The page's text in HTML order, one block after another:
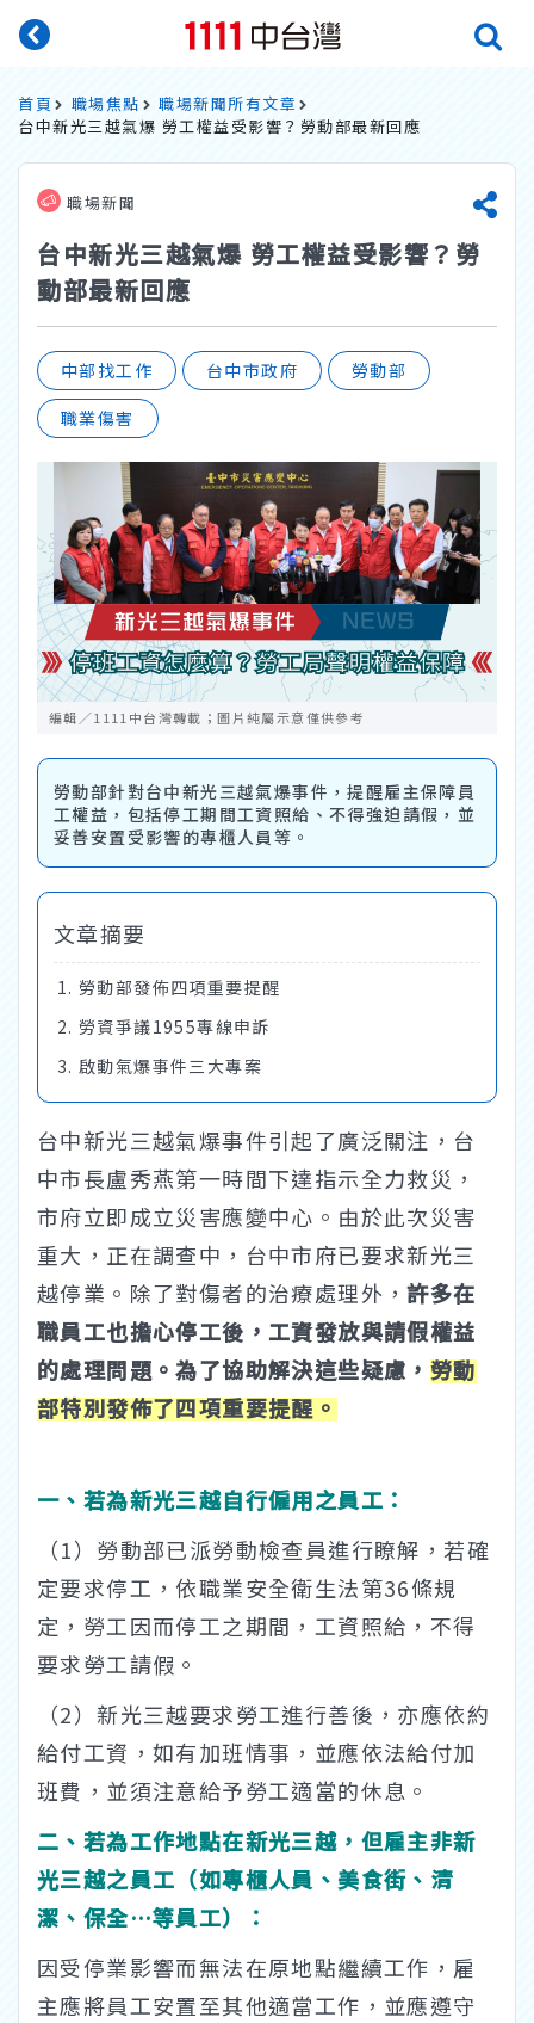
首頁 職場焦點
職場新聞所有文章
台中新光三越氣爆 勞工權益受影響？勞動部最新回應
職場新聞
台中新光三越氣爆 勞工權益受影響？勞
動部最新回應
中部找工作 台中市政府
勞動部
職業傷害
編輯／1111中台灣轉載；圖片純屬示意僅供參考
勞動部針對台中新光三越氣爆事件，提醒雇主保障員
工權益，包括停工期間工資照給、不得強迫請假，並
妥善安置受影響的專櫃人員等。
文章摘要
勞動部發佈四項重要提醒
勞資爭議1955專線申訴
啟動氣爆事件三大專案
台中新光三越氣爆事件引起了廣泛關注，台
中市長盧秀燕第一時間下達指示全力救災，
市府立即成立災害應變中心。由於此次災害
重大，正在調查中，台中市府已要求新光三
越停業。除了對傷者的治療處理外，許多在
職員工也擔心停工後，工資發放與請假權益
的處理問題。為了協助解決這些疑慮， 勞動
部特別發佈了四項重要提醒。
一、若為新光三越自行僱用之員工：
（1）勞動部已派勞動檢查員進行瞭解，若確
定要求停工，依職業安全衛生法第36條規
定，勞工因而停工之期間，工資照給，不得
要求勞工請假。
（2）新光三越要求勞工進行善後，亦應依約
給付工資，如有加班情事，並應依法給付加
班費，並須注意給予勞工適當的休息。
二、若為工作地點在新光三越，但雇主非新
光三越之員工（如專櫃人員、美食街、清
潔、保全…等員工）：
因受停業影響而無法在原地點繼續工作，雇
主應將員工安置至其他適當工作，並應遵守